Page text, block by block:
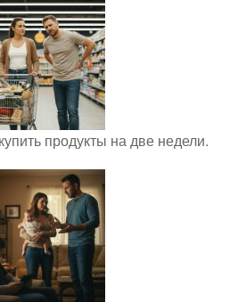
продукты на две недели.